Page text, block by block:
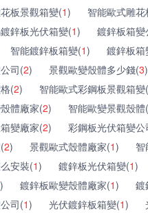
板景觀箱變(1)
智能歐式雕
鋅板光伏箱變(1)
鍍鋅板箱
智能鍍鋅板箱變(1)
鍍鋅板
司(2) 景觀歐變殼體多少錢(3)
(2)
智能歐式彩鋼板景觀箱變(
體廠家(2)
智能歐變景觀殼體(
變廠家(2)
彩鋼板光伏箱變公
2) 景觀歐式殼體廠家(1)
安裝(1) 鍍鋅板光伏箱變(1)
) 鍍鋅板歐變殼體廠家(1)
鍍
司(1) 光伏鍍鋅板箱變(1)